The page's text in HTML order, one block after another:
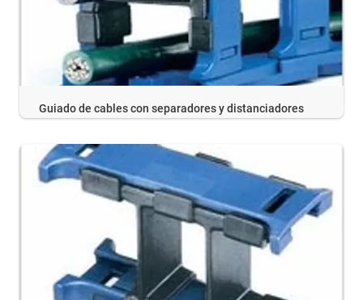
Guiado de cables con separadores y distanciadores